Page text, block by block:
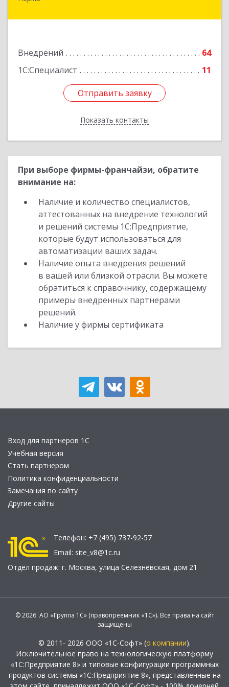
Внедрений
64
1С:Специалист
11
Отправить заявку
Показать контакты
Отправить заявку
Назад
При выборе фирмы-франчайзи, обратите
внимание на:
Наличие и количество специалистов,
аттестованных на внедрение технологий
и решений системы 1С:Предприятие,
которые будут использоваться для
автоматизации ваших задач.
Наличие опыта внедрения решений
в вашей или близкой отрасли. Вы можете
обратиться к справочнику, содержащему
примеры внедренных партнерами
решений.
Наличие у фирмы сертификата
Вход для партнеров 1С
Учебная версия
Стать партнером
Политика конфиденциальности
Замечания по сайту
Другие сайты
Телефон: +7 (495) 737-92-57
Email: site_v8@1c.ru
Отдел продаж: г. Москва, улица Селезнёвская, дом 21
© 2026 АО «Группа 1С» (правопреемник «1С»). Все права на сайт
защищены
© 2011- 2026 ООО «1С-Софт» (о компании).
Исключительное право на технологическую платформу
«1С:Предприятие 8» и типовые конфигурации программных
продуктов системы «1С:Предприятие 8», представленные на